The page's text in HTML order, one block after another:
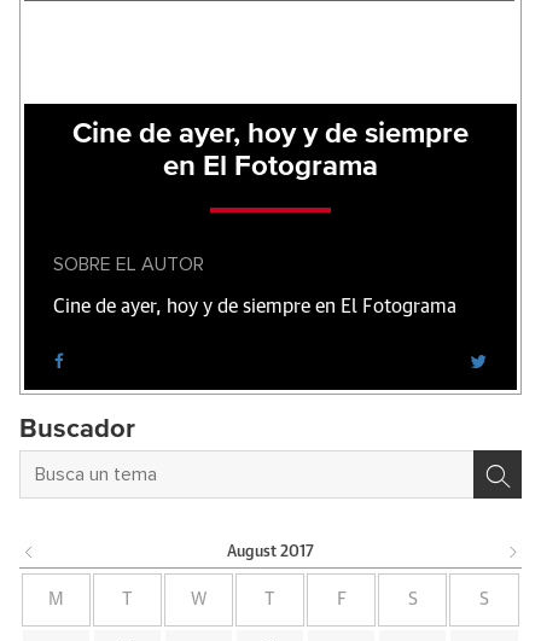
Cine de ayer, hoy y de siempre
en El Fotograma
SOBRE EL AUTOR
Cine de ayer, hoy y de siempre en El Fotograma
Buscador
August 2017
M T W T F S S